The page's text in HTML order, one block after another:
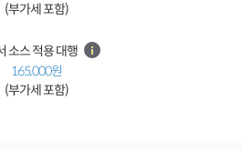
(부가세 포함)
소스 적용 대행
165,000원
(부가세 포함)